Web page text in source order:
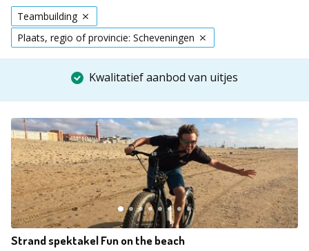
Teambuilding
Plaats, regio of provincie: Scheveningen
Kwalitatief aanbod van uitjes
Strand spektakel Fun on the beach